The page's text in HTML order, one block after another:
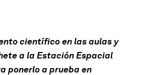
científico en las aulas y
a la Estación Espacial
ponerlo a prueba en